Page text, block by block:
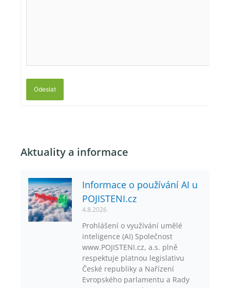
Odeslat
Aktuality a informace
Informace o používání AI u
POJISTENI.cz
4.8.2026
Prohlášení o využívání umělé
inteligence (AI) Společnost
www.POJISTENI.cz, a.s. plně
respektuje platnou legislativu
České republiky a Nařízení
Evropského parlamentu a Rady